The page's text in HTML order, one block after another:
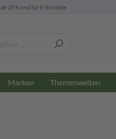
ab 29 € und für E-Rezepte
Marken Themenwelten